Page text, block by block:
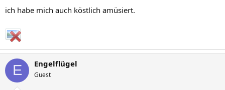
ich habe mich auch köstlich amüsiert.
E Engelflügel
Guest